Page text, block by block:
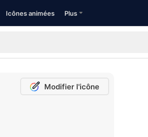
Icônes animées Plus
Modifier l'icône